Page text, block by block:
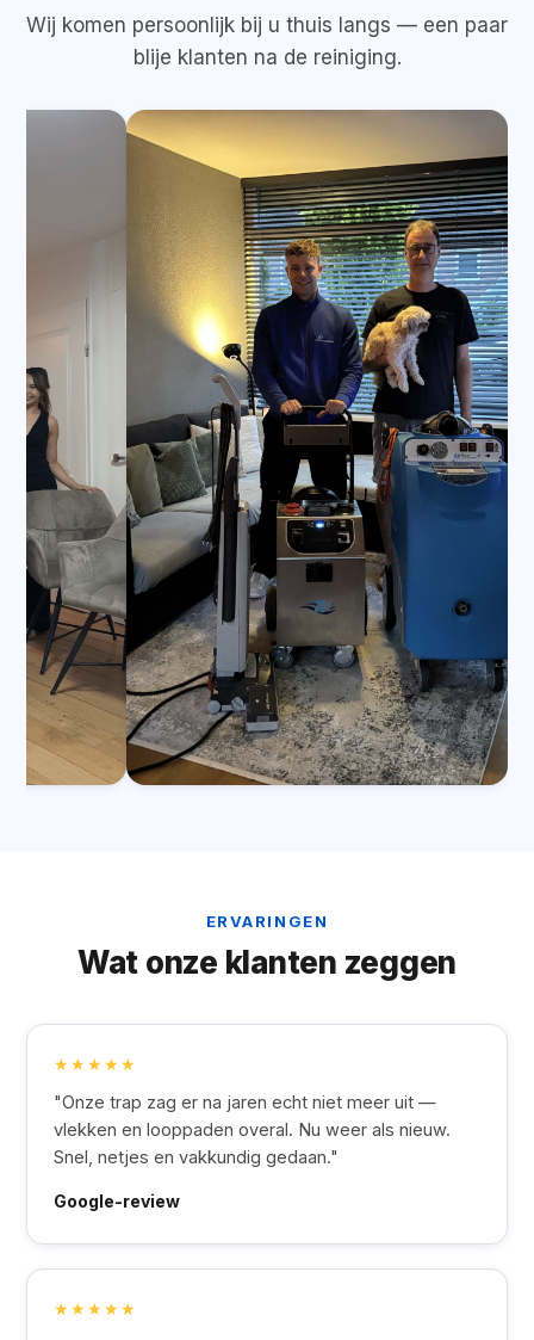
Wij komen persoonlijk bij u thuis langs — een paar
blije klanten na de reiniging.
ERVARINGEN
Wat onze klanten zeggen
★★★★★
"Onze trap zag er na jaren echt niet meer uit —
vlekken en looppaden overal. Nu weer als nieuw.
Snel, netjes en vakkundig gedaan."
Google-review
★★★★★